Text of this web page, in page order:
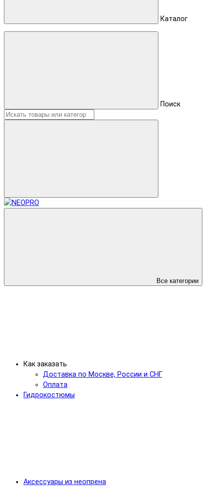
Каталог
Поиск
Все категории
Как заказать
Доставка по Москве, России и СНГ
Оплата
Гидрокостюмы
Аксессуары из неопрена